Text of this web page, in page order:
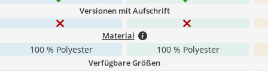
Versionen mit Aufschrift
Material
100 % Polyester 100 % Polyester
Verfügbare Größen